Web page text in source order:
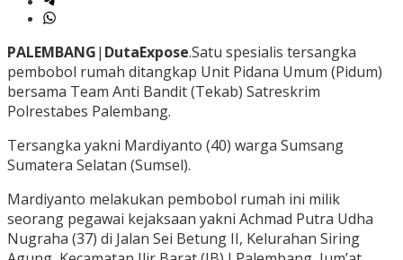
PALEMBANG| DutaExpose.Satu spesialis tersangka
pembobol rumah ditangkap Unit Pidana Umum (Pidum)
bersama Team Anti Bandit (Tekab) Satreskrim
Polrestabes Palembang.
Tersangka yakni Mardiyanto (40) warga Sumsang
Sumatera Selatan (Sumsel).
Mardiyanto melakukan pembobol rumah ini milik
seorang pegawai kejaksaan yakni Achmad Putra Udha
Nugraha (37) di Jalan Sei Betung II, Kelurahan Siring